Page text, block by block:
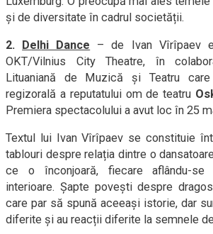
și de diversitate în cadrul societății.
2. Delhi Dance – de Ivan Vîrîpaev
OKT/Vilnius City Theatre, în
Lituaniană de Muzică și Teatru care
regizorală a reputatului om de teatru
Premiera spectacolului a avut loc în 25
Textul lui Ivan Vîrîpaev se constituie
tablouri despre relația dintre o
ce o înconjoară, fiecare aflându-
interioare. Șapte povești despre
care par să spună aceeași istorie, dar
diferite și au reacții diferite la semnele